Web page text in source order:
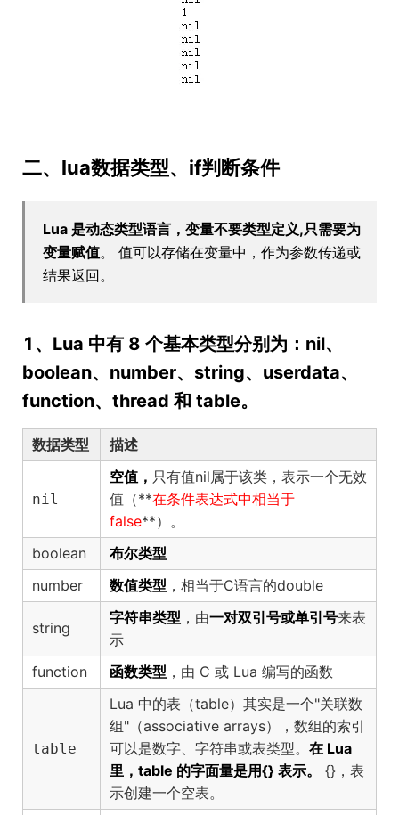
二、lua数据类型、if判断条件
Lua 是动态类型语言，变量不要类型定义,只需要为
变量赋值。 值可以存储在变量中，作为参数传递或
结果返回。
1、Lua 中有 8 个基本类型分别为：nil、
boolean、number、string、userdata、
function、thread 和 table。
数据类型 描述
nil
空值， 只有值nil属于该类，表示一个无效
值 （**在条件表达式中相当于
false**）。
boolean
布尔类型
number
数值类型 ，相当于C语言的double
string
字符串类型 ，由一对双引号或单引号来表
示
function
函数类型 ，由 C 或 Lua 编写的函数
table
Lua 中的表（table）其实是一个"关联数
组"（associative arrays），数组的索引
可以是数字、字符串或表类型。 在 Lua
里，table 的字面量是用{} 表示。
{}，表
示创建一个空表。